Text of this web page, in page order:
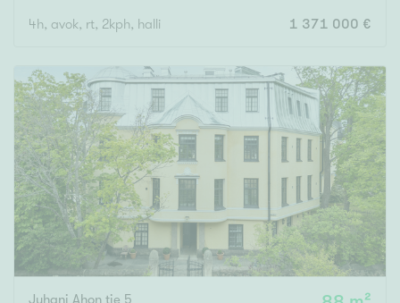
4h, avok, rt, 2kph, halli 1 371 000 €
Juhani Ahon tie 5